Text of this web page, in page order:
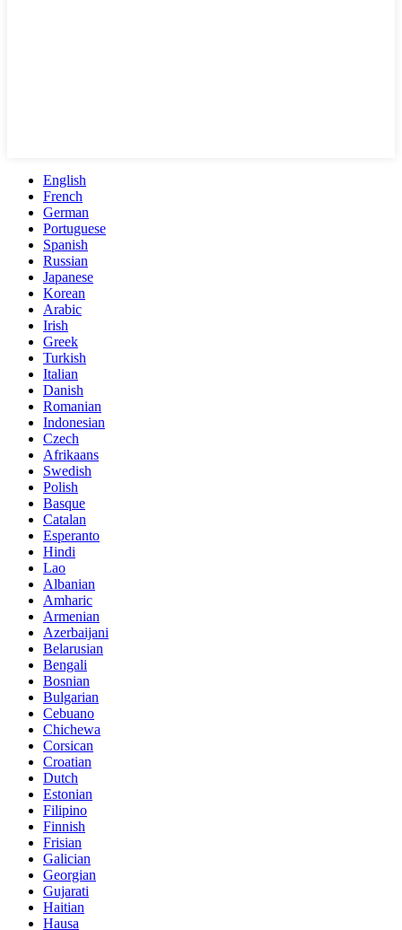
English
French
German
Portuguese
Spanish
Russian
Japanese
Korean
Arabic
Irish
Greek
Turkish
Italian
Danish
Romanian
Indonesian
Czech
Afrikaans
Swedish
Polish
Basque
Catalan
Esperanto
Hindi
Lao
Albanian
Amharic
Armenian
Azerbaijani
Belarusian
Bengali
Bosnian
Bulgarian
Cebuano
Chichewa
Corsican
Croatian
Dutch
Estonian
Filipino
Finnish
Frisian
Galician
Georgian
Gujarati
Haitian
Hausa